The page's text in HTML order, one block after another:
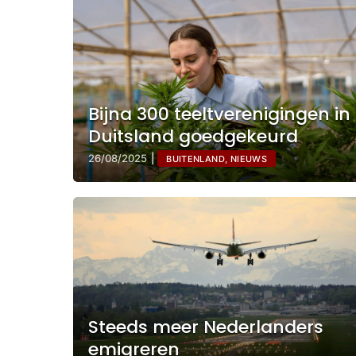
Bijna 300 teeltverenigingen in
Duitsland goedgekeurd
26/08/2025 | BUITENLAND, NIEUWS
Steeds meer Nederlanders
emigreren